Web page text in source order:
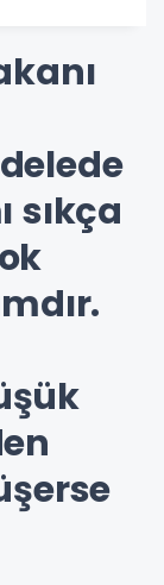
sıkça